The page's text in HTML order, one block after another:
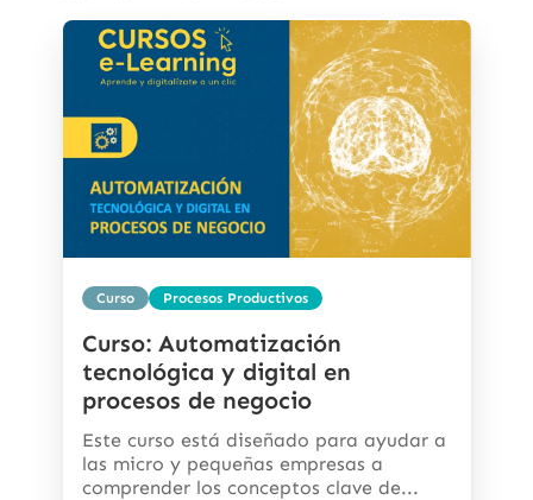
Curso Procesos Productivos
Curso: Automatización
tecnológica y digital en
procesos de negocio
Este curso está diseñado para ayudar a
las micro y pequeñas empresas a
comprender los conceptos clave de...